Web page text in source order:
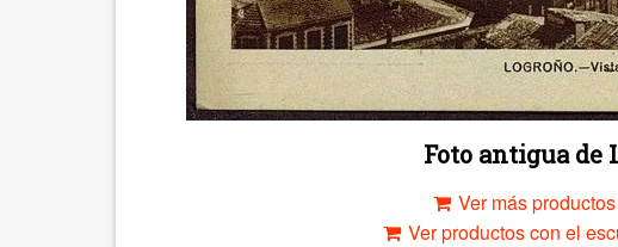
Foto antigua de
Ver más
Ver productos con el